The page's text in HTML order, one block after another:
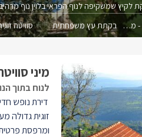
שמשקיפה לנוף הפראי בלוין נוף
בקתת עץ זוגית - משפחתית בקתת עץ משפחתית סוויטה
מיני
לנוח בתוך
דירת נופש
זוגית גדולה
ומרפסת